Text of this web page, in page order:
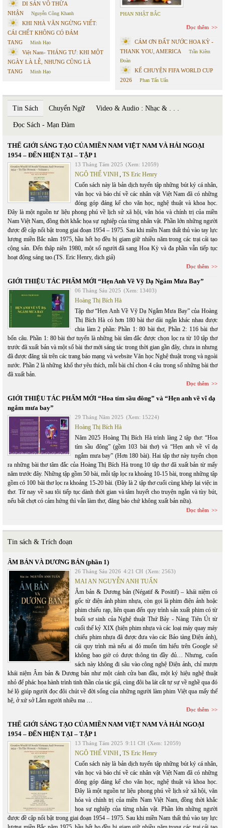
DI SẢN VÔ THỪA
NHẬN
Nguyễn Công Khanh
KHI NHÀ VĂN NGỪNG VIẾT:
CÁI CHẾT KHÔNG CÓ ĐÁM
TANG
Minh Hạo
Việt Nam- THÁNG TƯ: KHI MỘT
NGÀY LÀ LỄ, NHƯNG CŨNG LÀ
TANG
Minh Hạo
PHAN NHẬT BẮC
Đọc thêm
CÁM ƠN ĐẤT NƯỚC HOA KỲ -
THANK YOU, AMERICA
Trần Kiêm
Đoàn
KỂ CHUYỆN FIFA WORLD CUP
2026
Phan Tấn Uẩn
Tin Sách Chuyển Ngữ Video & Audio : Nhạc & . . .
Đọc Sách - Mạn Đàm
THẾ GIỚI SÁNG TẠO CỦA MIỀN NAM VIỆT NAM VÀ HẢI NGOẠI
1954 – ĐẾN HIỆN TẠI – TẬP 1
13 Tháng Tám 2025 (Xem: 12059)
NGÔ THẾ VINH, TS Eric Henry
Cuốn sách này là bản dịch tuyển tập những bút ký cá nhân,
văn học và báo chí về các nhân vật Việt Nam đã có những
đóng góp đáng kể cho văn học, nghệ thuật và khoa học.
Đây là một nguồn tư liệu phong phú về lịch sử xã hội, văn hóa và chính trị của miền
Nam Việt Nam, đồng thời khắc họa sự nghiệp của từng nhân vật. Phần lớn những người
được đề cập nổi bật trong giai đoạn 1954 – 1975. Sau khi miền Nam thất thủ vào tay lực
lượng miền Bắc năm 1975, hầu hết họ đều bị giam giữ nhiều năm trong các trại cải tạo
cộng sản. Đến thập niên 1980, một số người đã sang Hoa Kỳ và đa phần vẫn tiếp tục
hoạt động sáng tạo.(TS. Eric Henry, dịch giả)
Đọc thêm
GIỚI THIỆU TÁC PHẨM MỚI “Hẹn Anh Về Vỹ Dạ Ngắm Mưa Bay”
06 Tháng Sáu 2025 (Xem: 13403)
Hoàng Thị Bích Hà
Tập thơ “Hẹn Anh Về Vỹ Dạ Ngắm Mưa Bay” của Hoàng
Thị Bích Hà có hơn 180 bài thơ dài ngắn khác nhau được
chia làm 2 phần: Phần 1: 80 bài thơ, Phần 2: 116 bài thơ
bốn câu. Phần 1: 80 bài thơ tuyển là những bài tâm đắc được chọn lọc ra từ 10 tập thơ
trước đã xuất bản và một số bài thơ mới sáng tác trong thời gian gần đây, chưa in nhưng
đã được đăng tải trên các trang báo mạng và website Văn học Nghệ thuật trong và ngoài
nước. Phần 2 là những khổ thơ yêu thích, mỗi bài chỉ chon 4 câu trong số những bài thơ
đã xuất bản.
Đọc thêm
GIỚI THIỆU TÁC PHẨM MỚI “Hoa tím sầu đông” và “Hẹn anh về vĩ dạ
ngắm mưa bay”
29 Tháng Năm 2025 (Xem: 15224)
Hoàng Thị Bích Hà
Năm 2025 Hoàng Thị Bích Hà trình làng 2 tập thơ: “Hoa
tím sầu đông” (gồm 103 bài thơ) và “Hẹn anh về vĩ dạ
ngắm mưa bay” (Hơn 180 bài). Hai tập thơ này tuyển chọn
ra những bài thơ tâm đắc của Hoàng Thị Bích Hà trong 10 tập thơ đã xuất bản từ mấy
năm trước đây. Những tập gồm 50 bài, mỗi tập lọc ra khoảng 10-15 bài, trong những tập
gồm có 100 bài thơ lọc ra khoảng 15-20 bài. (Đây là 2 tập thơ cuối cùng khép lại việc in
thơ. Từ nay về sau tôi tiếp tục dành thời gian và tâm huyết cho truyện ngắn và tùy bút,
nếu bất chợt có cảm hứng thì vẫn làm thơ, đăng báo chứ không xuất bản nữa).
Đọc thêm
Tin sách & Trích đoạn
ÂM BẢN VÀ DƯƠNG BẢN (phần 1)
26 Tháng Sáu 2026 4:21 CH (Xem: 2563)
MAI AN NGUYỄN ANH TUẤN
Âm bản & Dương bản (Négatif & Positif) – khái niệm có
gốc từ điện ảnh phim nhựa, còn gọi là phim điện ảnh hoặc
phim chiếu rạp, liên quan đến quy trình sản xuất phim có từ
buổi sơ sinh của Nghệ thuật Thứ Bảy - Nàng Tiên Út từ
cuối thế kỷ XIX (hiện phim nhựa và các loại máy quay máy
chiếu phim nhựa đã được đưa vào các Bảo tàng Điện ảnh),
cái quy trình mà nếu ai đó muốn tìm hiểu trên Google sẽ
không bao giờ có được thông tin đầy đủ… Nhưng, cuốn
sách này không đi sâu vào công nghệ Điện ảnh, chỉ mượn
khái niệm Âm bản & Dương bản như một cánh cửa ban đầu, một ký hiệu nghệ thuật
nhỏ để phác họa hành trình tinh thần của tác giả, cùng đôi ba lát cắt tự sự về nghề qua đó
hé lộ giúp người đọc đôi chút về đời sống của những người làm phim Việt qua mấy thế
hệ, ở xứ sở Lắm người nhiều ma …
Đọc thêm
THẾ GIỚI SÁNG TẠO CỦA MIỀN NAM VIỆT NAM VÀ HẢI NGOẠI
1954 – ĐẾN HIỆN TẠI – TẬP 1
13 Tháng Tám 2025 9:11 CH (Xem: 12059)
NGÔ THẾ VINH, TS Eric Henry
Cuốn sách này là bản dịch tuyển tập những bút ký cá nhân,
văn học và báo chí về các nhân vật Việt Nam đã có những
đóng góp đáng kể cho văn học, nghệ thuật và khoa học.
Đây là một nguồn tư liệu phong phú về lịch sử xã hội, văn
hóa và chính trị của miền Nam Việt Nam, đồng thời khắc
họa sự nghiệp của từng nhân vật. Phần lớn những người
được đề cập nổi bật trong giai đoạn 1954 – 1975. Sau khi miền Nam thất thủ vào tay lực